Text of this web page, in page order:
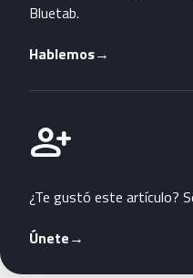
Bluetab.
Hablemos→
person_add
Únete a Bluetab
¿Te gustó este artículo?
Únete→